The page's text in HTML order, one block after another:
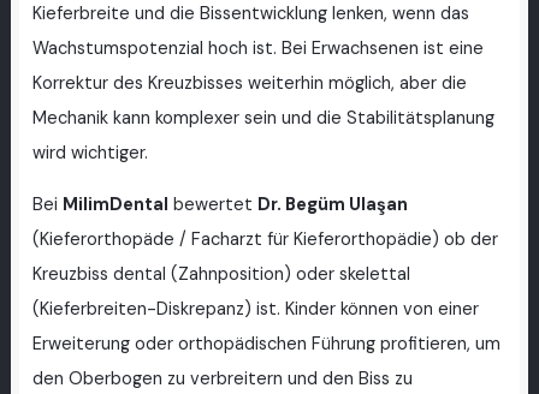
Kieferbreite und die Bissentwicklung lenken, wenn das
Wachstumspotenzial hoch ist. Bei Erwachsenen ist eine
Korrektur des Kreuzbisses weiterhin möglich, aber die
Mechanik kann komplexer sein und die Stabilitätsplanung
wird wichtiger.
Bei MilimDental bewertet Dr. Begüm Ulaşan
(Kieferorthopäde / Facharzt für Kieferorthopädie) ob der
Kreuzbiss dental (Zahnposition) oder skelettal
(Kieferbreiten-Diskrepanz) ist. Kinder können von einer
Erweiterung oder orthopädischen Führung profitieren, um
den Oberbogen zu verbreitern und den Biss zu